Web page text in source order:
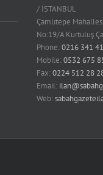
/ İSTANBUL
Çamlıtepe
No:19/A Kurtuluş
Phone:0216 341
Mobile:0532 675
Fax:0224 512 28
Email:
Web: